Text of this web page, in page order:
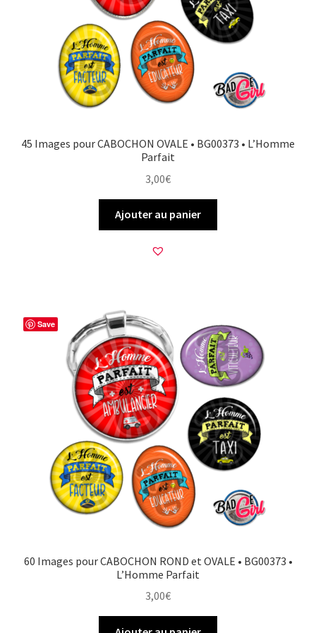
Mon compte
Wishlist
Panier
Politique de Confidentialité
Validation de la commande
45 Images pour CABOCHON OVALE • BG00373 • L’Homme
Parfait
3,00€
Ajouter au panier
Save
60 Images pour CABOCHON ROND et OVALE • BG00373 •
L’Homme Parfait
3,00€